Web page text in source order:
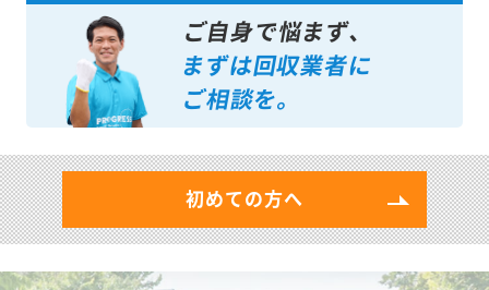
ご自身で悩まず、
まずは回収業者に
ご相談を。
初めての方へ